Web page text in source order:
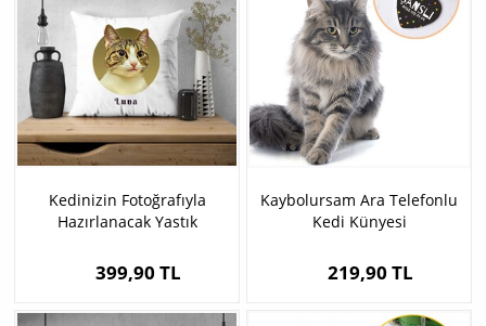
Kedinizin Fotoğrafıyla
Hazırlanacak Yastık
399,90 TL
Kaybolursam Ara Telefonlu
Kedi Künyesi
219,90 TL